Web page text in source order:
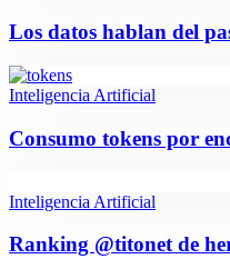
Los datos hablan del
Inteligencia Artificial
Consumo tokens por
Inteligencia Artificial
Ranking @titonet de